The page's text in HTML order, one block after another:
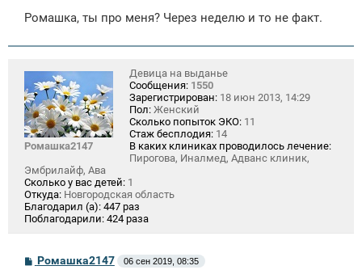
Ромашка, ты про меня? Через неделю и то не факт.
Ромашка2147
Девица на выданье
Сообщения: 1550
Зарегистрирован: 18 июн 2013, 14:29
Пол: Женский
Сколько попыток ЭКО: 11
Стаж бесплодия: 14
В каких клиниках проводилось лечение:
Пирогова, Иналмед, Адванс клиник,
Эмбрилайф, Ава
Сколько у вас детей: 1
Откуда: Новгородская область
Благодарил (а): 447 раз
Поблагодарили: 424 раза
СРомашка2147 06 сен 2019, 08:35